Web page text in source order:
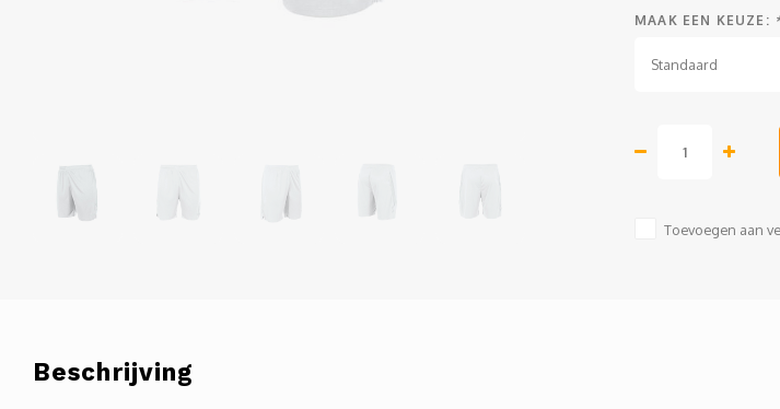
MAAK EEN KEUZE:
Standaard
Toevoegen aan
Beschrijving